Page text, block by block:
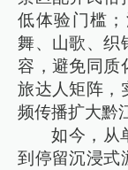
低体验门槛
舞、山歌、织
容，避免同质
旅达人矩阵，
频传播扩大黔
如今，从
到停留沉浸式